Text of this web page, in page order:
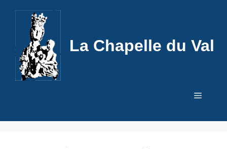
contenu
La Chapelle du Val
Menu